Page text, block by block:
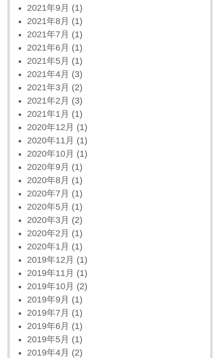
2021年9月 (1)
2021年8月 (1)
2021年7月 (1)
2021年6月 (1)
2021年5月 (1)
2021年4月 (3)
2021年3月 (2)
2021年2月 (3)
2021年1月 (1)
2020年12月 (1)
2020年11月 (1)
2020年10月 (1)
2020年9月 (1)
2020年8月 (1)
2020年7月 (1)
2020年5月 (1)
2020年3月 (2)
2020年2月 (1)
2020年1月 (1)
2019年12月 (1)
2019年11月 (1)
2019年10月 (2)
2019年9月 (1)
2019年7月 (1)
2019年6月 (1)
2019年5月 (1)
2019年4月 (2)